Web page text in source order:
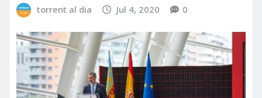
torrent al dia Jul 4, 2020 0